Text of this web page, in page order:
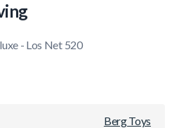
- Los Net 520
Berg Toys